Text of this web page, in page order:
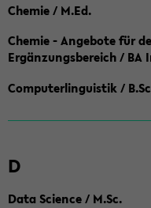
Chemie / M.Ed.
Chemie - Angebote für
Ergänzungsbereich / BA
Computerlinguistik /
D
Data Science / M.Sc.